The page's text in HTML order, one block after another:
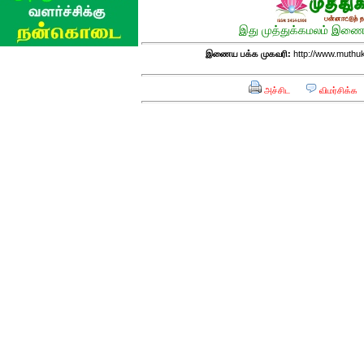
இது முத்துக்கமலம்
இணைய பக்க முகவரி: http://
அச்சிட விமர்சிக்க